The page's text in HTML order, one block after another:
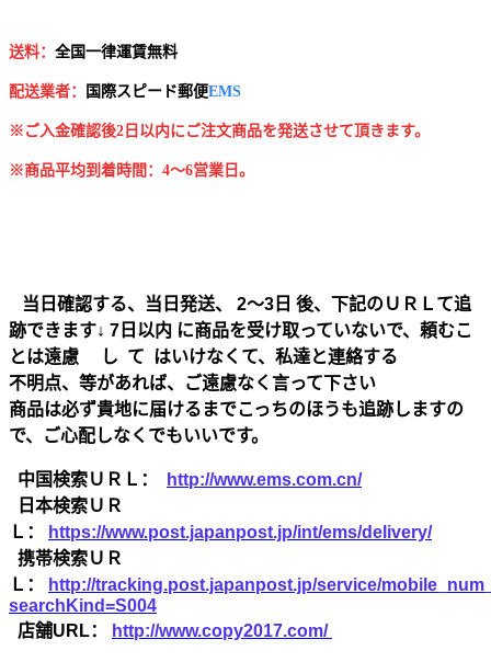
送料： 全国一律運賃無料
配送業者： 国 際スピード郵便EMS
※ご入金確認後2日以内にご注文商品を発送させて頂きます。
※商品平均到着時間：4～6営業日。
当日確認する、当日発送、 2～3日 後、下記のＵＲＬて追
跡できます↓ 7日以内 に商品を受け取っていないで、頼むこ
とは遠慮 し て はいけなくて、私達と連絡する
不明点、等があれば、ご遠慮なく言って下さい
商品は必ず貴地に届けるまでこっちのほうも追跡しますの
で、ご心配しなくでもいいです。
中国検索ＵＲＬ：
http://www.ems.com.cn/
日本検索ＵＲ
Ｌ：
https://www.post.japanpost.jp/int/ems/delivery/
携帯検索ＵＲ
Ｌ：
http://tracking.post.japanpost.jp/service/
searchKind=S004
店舗URL：
http://www.copy2017.com/